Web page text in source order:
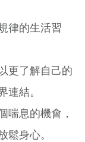
律的生活習
更了解自己的
連結。
喘息的機會，
鬆身心。